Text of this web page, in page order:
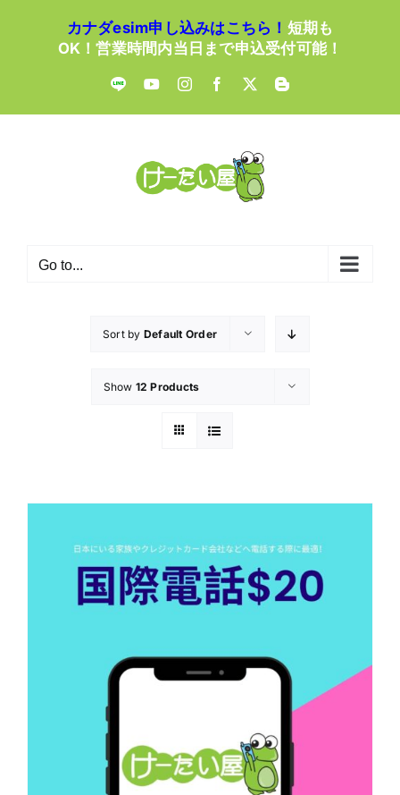
カナダesim申し込みはこちら！ 短期も
OK！営業時間内当日まで申込受付可能！
LINE YouTubeInstagramFacebook
X Blogger
Go to...
Sort by Default Order
Show 12 Products